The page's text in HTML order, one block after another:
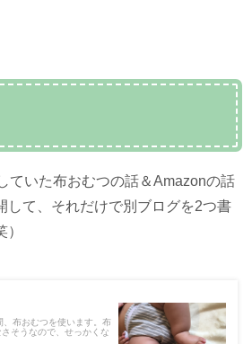
ていた布おむつの話＆Amazonの話
して、それだけで別ブログを2つ書
布おむつを使います。布
そうなので、せっかくな